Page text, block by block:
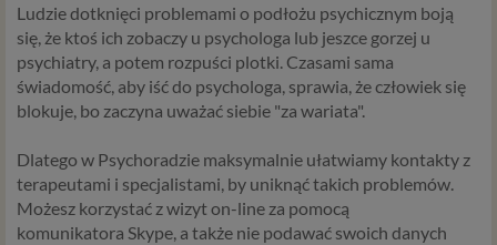
Ludzie dotknięci problemami o podłożu psychicznym boją
się, że ktoś ich zobaczy u psychologa lub jeszce gorzej u
psychiatry, a potem rozpuści plotki. Czasami sama
świadomość, aby iść do psychologa, sprawia, że człowiek się
blokuje, bo zaczyna uważać siebie "za wariata".
Dlatego w Psychoradzie maksymalnie ułatwiamy kontakty z
terapeutami i specjalistami, by uniknąć takich problemów.
Możesz korzystać z wizyt on-line za pomocą
komunikatora Skype, a także nie podawać swoich danych